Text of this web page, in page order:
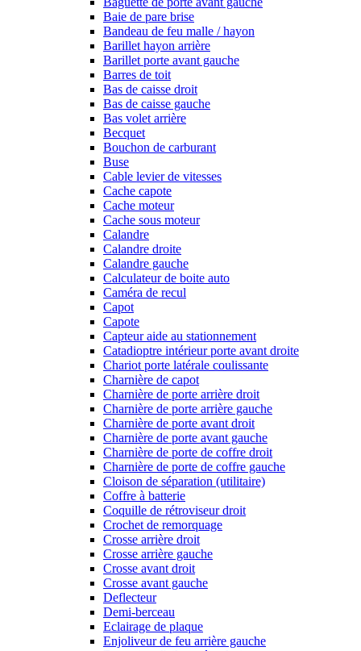
Baie de pare brise
Bandeau de feu malle / hayon
Barillet hayon arrière
Barillet porte avant gauche
Barres de toit
Bas de caisse droit
Bas de caisse gauche
Bas volet arrière
Becquet
Bouchon de carburant
Buse
Cable levier de vitesses
Cache capote
Cache moteur
Cache sous moteur
Calandre
Calandre droite
Calandre gauche
Calculateur de boite auto
Caméra de recul
Capot
Capote
Capteur aide au stationnement
Catadioptre intérieur porte avant droite
Chariot porte latérale coulissante
Charnière de capot
Charnière de porte arrière droit
Charnière de porte arrière gauche
Charnière de porte avant droit
Charnière de porte avant gauche
Charnière de porte de coffre droit
Charnière de porte de coffre gauche
Cloison de séparation (utilitaire)
Coffre à batterie
Coquille de rétroviseur droit
Crochet de remorquage
Crosse arrière droit
Crosse arrière gauche
Crosse avant droit
Crosse avant gauche
Deflecteur
Demi-berceau
Eclairage de plaque
Enjoliveur de feu arrière gauche